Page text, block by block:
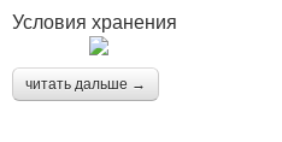
Условия хранения
читать дальше →